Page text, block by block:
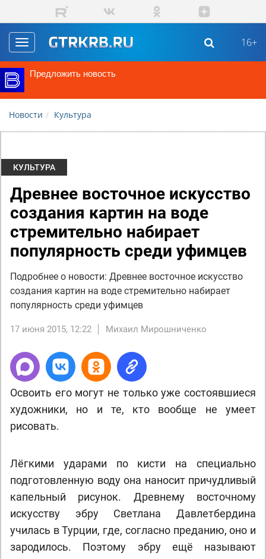
Перейти к основному содержанию
Toggle
navigation
16+
Предложить новость
Новости Культура
КУЛЬТУРА
Древнее восточное искусство
создания картин на воде
стремительно набирает
популярность среди уфимцев
Подробнее о новости: Древнее восточное искусство
создания картин на воде стремительно набирает
популярность среди уфимцев
17 июня 2015, 12:22 Михаил Мирошниченко
Освоить его могут не только уже состоявшиеся
художники, но и те, кто вообще не умеет
рисовать.
Лёгкими ударами по кисти на специально
подготовленную воду она наносит причудливый
капельный рисунок. Древнему восточному
искусству эбру Светлана Давлетбердина
училась в Турции, где, согласно преданию, оно и
зародилось. Поэтому эбру ещё называют